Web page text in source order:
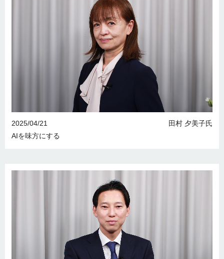
2025/04/21
田村 夕美子氏
AIを味方にする